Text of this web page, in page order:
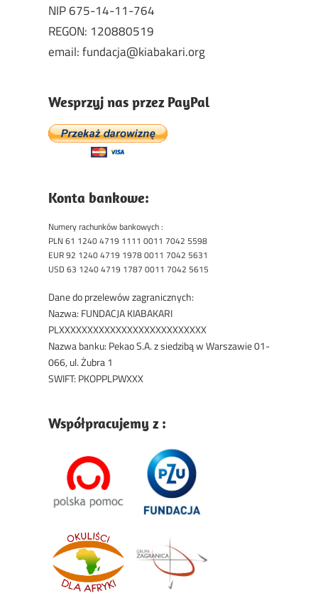
NIP 675-14-11-764
REGON: 120880519
email: fundacja@kiabakari.org
Wesprzyj nas przez PayPal
Konta bankowe:
Numery rachunków bankowych :
PLN 61 1240 4719 1111 0011 7042 5598
EUR 92 1240 4719 1978 0011 7042 5631
USD 63 1240 4719 1787 0011 7042 5615
Dane do przelewów zagranicznych:
Nazwa: FUNDACJA KIABAKARI
PLXXXXXXXXXXXXXXXXXXXXXXXXXX
Nazwa banku: Pekao S.A. z siedzibą w Warszawie 01-
066, ul. Żubra 1
SWIFT: PKOPPLPWXXX
Współpracujemy z :